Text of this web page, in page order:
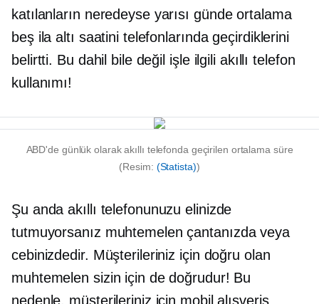
katılanların neredeyse yarısı günde ortalama
beş ila altı saatini telefonlarında geçirdiklerini
belirtti. Bu dahil bile değil işle ilgiliakıllı telefon
kullanımı!
ABD'de günlük olarak akıllı telefonda geçirilen ortalama süre
(Resim: (Statista))
Şu anda akıllı telefonunuzu elinizde
tutmuyorsanız muhtemelen çantanızda veya
cebinizdedir. Müşterileriniz için doğru olan
muhtemelen sizin için de doğrudur! Bu
nedenle, müşterileriniz için mobil alışveriş